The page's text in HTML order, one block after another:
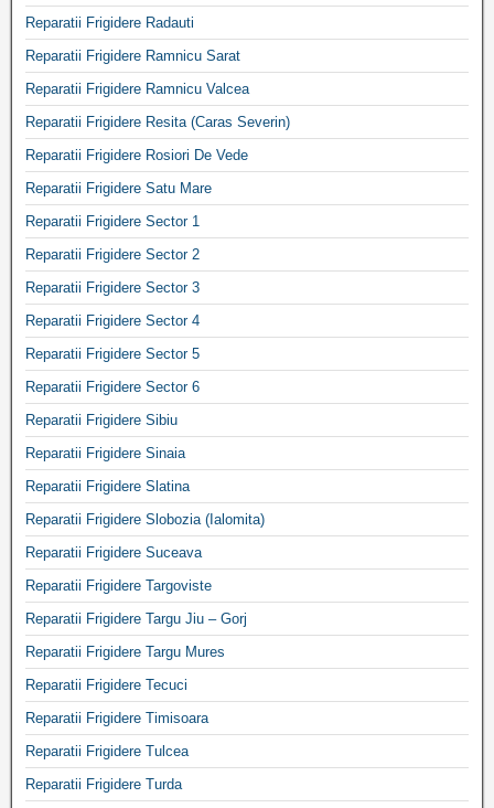
Reparatii Frigidere Radauti
Reparatii Frigidere Ramnicu Sarat
Reparatii Frigidere Ramnicu Valcea
Reparatii Frigidere Resita (Caras Severin)
Reparatii Frigidere Rosiori De Vede
Reparatii Frigidere Satu Mare
Reparatii Frigidere Sector 1
Reparatii Frigidere Sector 2
Reparatii Frigidere Sector 3
Reparatii Frigidere Sector 4
Reparatii Frigidere Sector 5
Reparatii Frigidere Sector 6
Reparatii Frigidere Sibiu
Reparatii Frigidere Sinaia
Reparatii Frigidere Slatina
Reparatii Frigidere Slobozia (Ialomita)
Reparatii Frigidere Suceava
Reparatii Frigidere Targoviste
Reparatii Frigidere Targu Jiu – Gorj
Reparatii Frigidere Targu Mures
Reparatii Frigidere Tecuci
Reparatii Frigidere Timisoara
Reparatii Frigidere Tulcea
Reparatii Frigidere Turda